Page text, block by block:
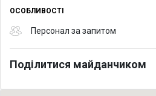
ОСОБЛИВОСТІ
Персонал за запитом
Поділитися майданчиком